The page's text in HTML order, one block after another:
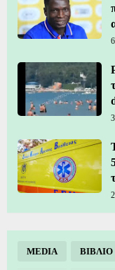
MEDIA ΒΙΒΛΙΟ